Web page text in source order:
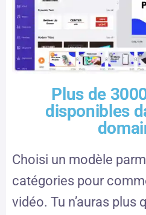
Plus de
disponibles
Choisi un modèle
catégories pour
vidéo. Tu n’auras plus